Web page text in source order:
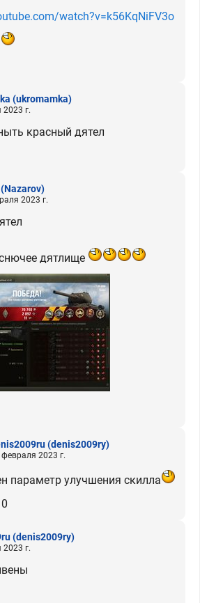
watch?v=k56KqNiFV3o
(ukromamka)
г.
красный дятел
(Nazarov)
2023 г.
дятлище
(denis2009ry)
2023 г.
параметр улучшения скилла
0
(denis2009ry)
г.